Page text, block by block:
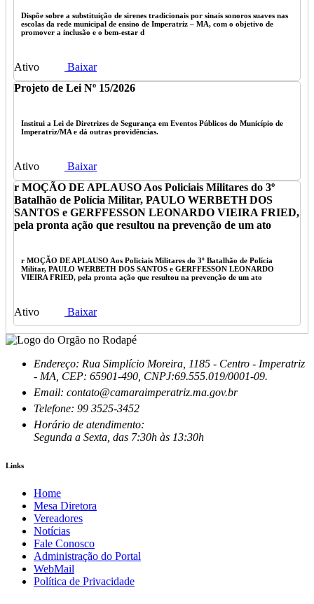
Dispõe sobre a substituição de sirenes tradicionais por sinais sonoros suaves nas
escolas da rede municipal de ensino de Imperatriz – MA, com o objetivo de
promover a inclusão e o bem-estar d
Ativo
Baixar
Projeto de Lei Nº 15/2026
Institui a Lei de Diretrizes de Segurança em Eventos Públicos do Município de
Imperatriz/MA e dá outras providências.
Ativo
Baixar
r MOÇÃO DE APLAUSO Aos Policiais Militares do 3º
Batalhão de Polícia Militar, PAULO WERBETH DOS
SANTOS e GERFFESSON LEONARDO VIEIRA FRIED,
pela pronta ação que resultou na prevenção de um ato
r MOÇÃO DE APLAUSO Aos Policiais Militares do 3º Batalhão de Polícia
Militar, PAULO WERBETH DOS SANTOS e GERFFESSON LEONARDO
VIEIRA FRIED, pela pronta ação que resultou na prevenção de um ato
Ativo Baixar
Endereço: Rua Simplício Moreira, 1185 - Centro - Imperatriz
- MA, CEP: 65901-490, CNPJ:69.555.019/0001-09.
Email: contato@camaraimperatriz.ma.gov.br
Telefone: 99 3525-3452
Horário de atendimento:
Segunda a Sexta, das 7:30h às 13:30h
Links
Home
Mesa Diretora
Vereadores
Notícias
Fale Conosco
Administração do Portal
WebMail
Política de Privacidade